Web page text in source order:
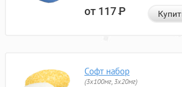
от 117Р
Софт набор
(3x100мг, 3x20мг)